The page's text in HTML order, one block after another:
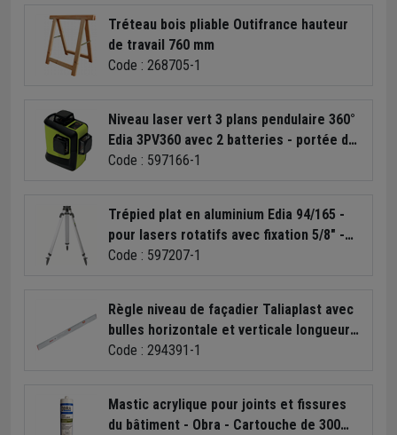
Tréteau bois pliable Outifrance hauteur
de travail 760 mm
Code : 268705-1
Niveau laser vert 3 plans pendulaire 360°
Edia 3PV360 avec 2 batteries - portée de
40 m - IP54
Code : 597166-1
Trépied plat en aluminium Edia 94/165 -
pour lasers rotatifs avec fixation 5/8" -
94 à 165 cm
Code : 597207-1
Règle niveau de façadier Taliaplast avec
bulles horizontale et verticale longueur 2
m
Code : 294391-1
Mastic acrylique pour joints et fissures
du bâtiment - Obra - Cartouche de 300